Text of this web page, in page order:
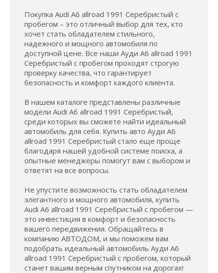
Покупка Audi A6 allroad 1991 Серебристый с
пробегом – это отличный выбор для тех, кто
хочет стать обладателем стильного,
надежного и мощного автомобиля по
доступной цене. Все наши Ауди A6 allroad 1991
Серебристый с пробегом проходят строгую
проверку качества, что гарантирует
безопасность и комфорт каждого клиента.
В нашем каталоге представлены различные
модели Audi A6 allroad 1991 Серебристый,
среди которых вы сможете найти идеальный
автомобиль для себя. Купить авто Ауди A6
allroad 1991 Серебристый стало еще проще
благодаря нашей удобной системе поиска, а
опытные менеджеры помогут вам с выбором и
ответят на все вопросы.
Не упустите возможность стать обладателем
элегантного и мощного автомобиля, купить
Audi A6 allroad 1991 Серебристый с пробегом —
это инвестиция в комфорт и безопасность
вашего передвижения. Обращайтесь в
компанию АВТОДОМ, и мы поможем вам
подобрать идеальный автомобиль Ауди A6
allroad 1991 Серебристый с пробегом, который
станет вашим верным спутником на дорогах!